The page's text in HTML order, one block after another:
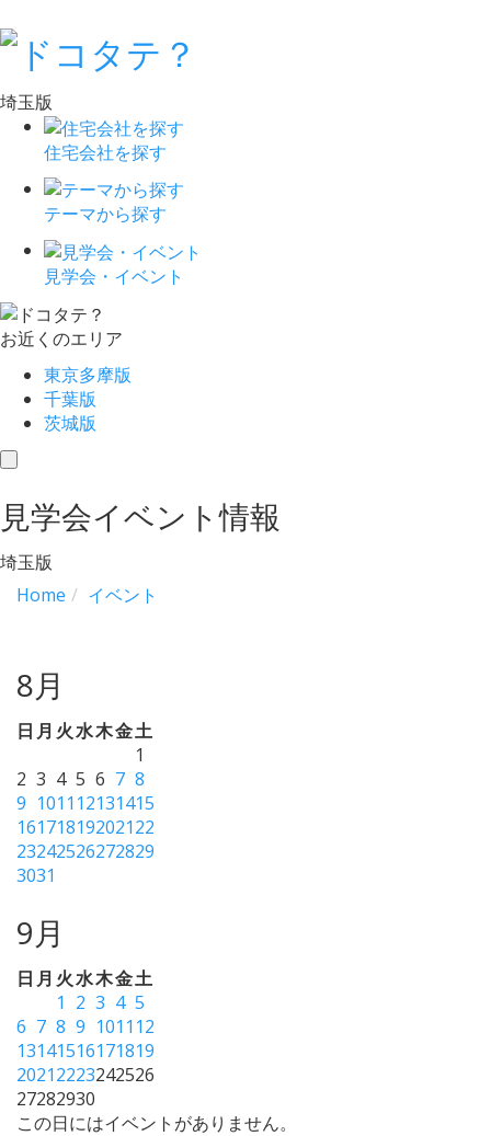
埼玉版
住宅会社を探す
テーマから探す
見学会・イベント
お近くのエリア
東京多摩版
千葉版
茨城版
toggle
見学会イベント情報
埼玉版
Home
イベント
8月
日 月 火水木金土
1
2 3 4 5 6 7 8
9 1011 12131415
16171819202122
23242526272829
3031
9月
日 月 火水木金土
1 2 3 4 5
6 7 8 9 1011 12
13141516171819
20212223242526
27282930
この日にはイベントがありません。